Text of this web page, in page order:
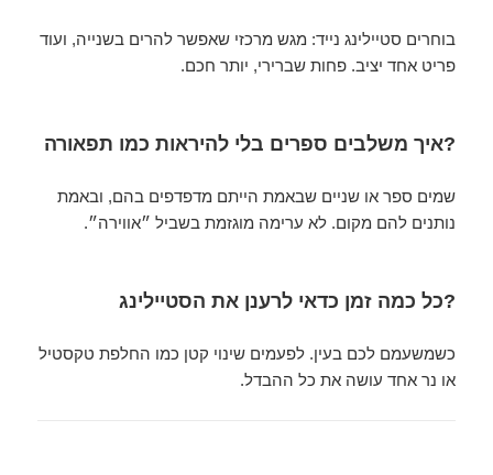
בוחרים סטיילינג נייד: מגש מרכזי שאפשר להרים בשנייה, ועוד
פריט אחד יציב. פחות שברירי, יותר חכם.
?איך משלבים ספרים בלי להיראות כמו תפאורה
שמים ספר או שניים שבאמת הייתם מדפדפים בהם, ובאמת
נותנים להם מקום. לא ערימה מוגזמת בשביל ״אווירה״.
?כל כמה זמן כדאי לרענן את הסטיילינג
כשמשעמם לכם בעין. לפעמים שינוי קטן כמו החלפת טקסטיל
או נר אחד עושה את כל ההבדל.